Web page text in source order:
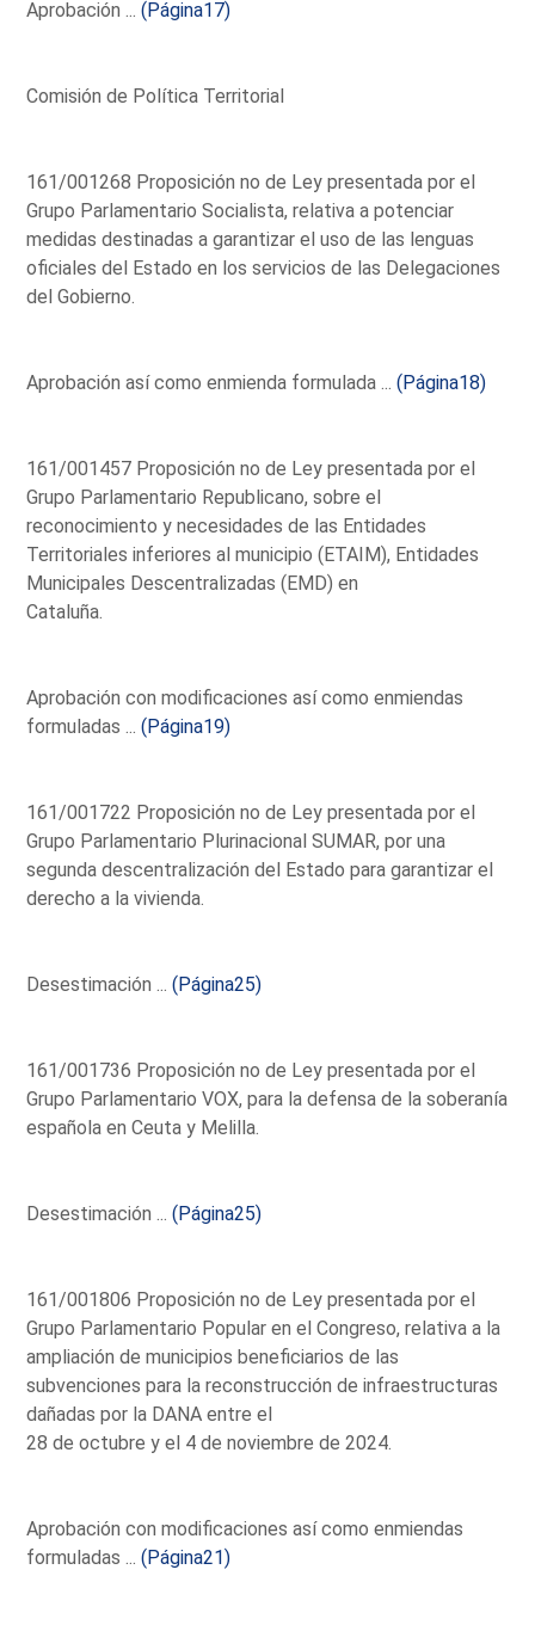
Aprobación ...(Página17)
Comisión de Política Territorial
161/001268 Proposición no de Ley presentada por el
Grupo Parlamentario Socialista, relativa a potenciar
medidas destinadas a garantizar el uso de las lenguas
oficiales del Estado en los servicios de las Delegaciones
del Gobierno.
Aprobación así como enmienda formulada ...(Página18)
161/001457 Proposición no de Ley presentada por el
Grupo Parlamentario Republicano, sobre el
reconocimiento y necesidades de las Entidades
Territoriales inferiores al municipio (ETAIM), Entidades
Municipales Descentralizadas (EMD) en
Cataluña.
Aprobación con modificaciones así como enmiendas
formuladas ...(Página19)
161/001722 Proposición no de Ley presentada por el
Grupo Parlamentario Plurinacional SUMAR, por una
segunda descentralización del Estado para garantizar el
derecho a la vivienda.
Desestimación ...(Página25)
161/001736 Proposición no de Ley presentada por el
Grupo Parlamentario VOX, para la defensa de la soberanía
española en Ceuta y Melilla.
Desestimación ...(Página25)
161/001806 Proposición no de Ley presentada por el
Grupo Parlamentario Popular en el Congreso, relativa a la
ampliación de municipios beneficiarios de las
subvenciones para la reconstrucción de infraestructuras
dañadas por la DANA entre el
28 de octubre y el 4 de noviembre de 2024.
Aprobación con modificaciones así como enmiendas
formuladas ...(Página21)